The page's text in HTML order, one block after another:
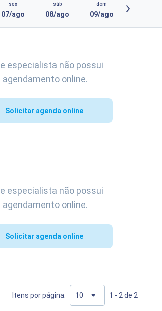
sex
07/ago
sáb
08/ago
dom
09/ago
especialista não possui
agendamento online.
Solicitar agenda online
especialista não possui
agendamento online.
Solicitar agenda online
Itens por página: 1 - 2 de 2